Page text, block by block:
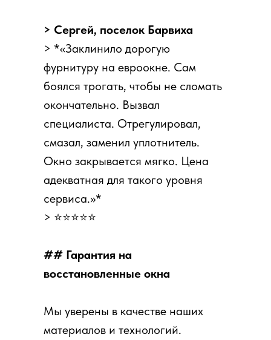
> Сергей, поселок Барвиха
> *«Заклинило дорогую
фурнитуру на евроокне. Сам
боялся трогать, чтобы не сломать
окончательно. Вызвал
специалиста. Отрегулировал,
смазал, заменил уплотнитель.
Окно закрывается мягко. Цена
адекватная для такого уровня
сервиса.»*
> ⭐⭐⭐⭐⭐
## Гарантия на
восстановленные окна
Мы уверены в качестве наших
материалов и технологий.